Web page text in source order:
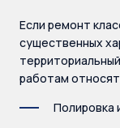
Если ремонт
существенных
работам
Полировка